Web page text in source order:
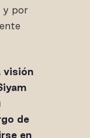
y por
visión
de
en